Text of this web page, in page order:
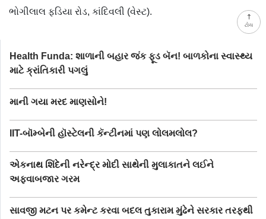
ટોચ
ભોગીલાલ ફડિયા રોડ, કાંદિવલી (વેસ્ટ).
Health Funda: શાળાની બહાર જંક ફૂડ બૅન! બાળકોના સ્વાસ્થ્ય
માટે ક્રાંતિકારી પગલું
માની ગયા મરદ માણસોને!
IIT-બૉમ્બેની હૉસ્ટેલની કૅન્ટીનમાં પણ લોલમલોલ?
એકનાથ શિંદેની નરેન્દ્ર મોદી સાથેની મુલાકાતને લઈને
અફવાબજાર ગરમ
સાવજી મટન પર કમેન્ટ કરવા બદલ તુકારામ મુંઢેને સરકાર તરફથી